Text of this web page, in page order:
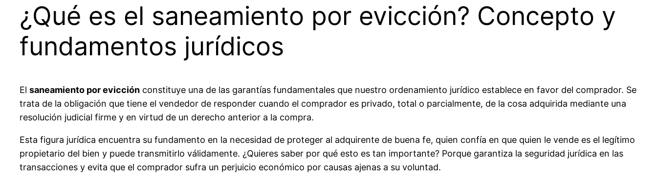
¿Qué es el saneamiento por evicción? Concepto y
fundamentos jurídicos
El saneamiento por evicción constituye una de las garantías fundamentales que nuestro ordenamiento jurídico establece en favor del comprador. Se
trata de la obligación que tiene el vendedor de responder cuando el comprador es privado, total o parcialmente, de la cosa adquirida mediante una
resolución judicial firme y en virtud de un derecho anterior a la compra.
Esta figura jurídica encuentra su fundamento en la necesidad de proteger al adquirente de buena fe, quien confía en que quien le vende es el legítimo
propietario del bien y puede transmitirlo válidamente. ¿Quieres saber por qué esto es tan importante? Porque garantiza la seguridad jurídica en las
transacciones y evita que el comprador sufra un perjuicio económico por causas ajenas a su voluntad.